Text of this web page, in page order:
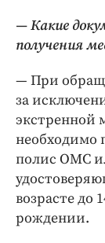
— Какие
получения
— При
за
экстренной
необходимо
полис ОМС
возрасте до
рождении.